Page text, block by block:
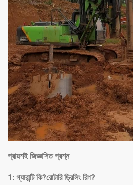
প্রায়শই জিজ্ঞাসিত প্রশ্ন
1: গ্যারান্টি কি?রোটারি ড্রিলিং রিগ?